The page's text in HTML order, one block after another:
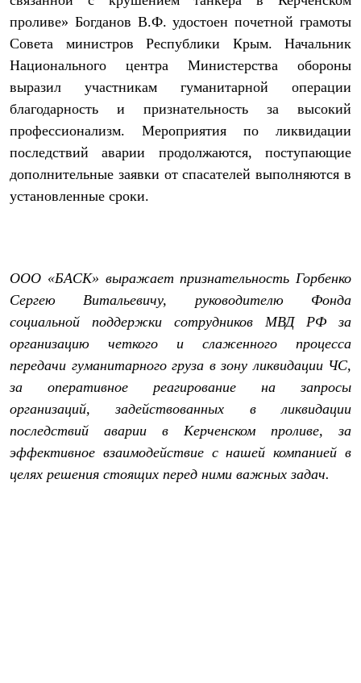
Уход за обувью
Аксессуары
Головные уборы
Балаклавы и маски
Кепки и бейсболки
Повязки
Шарфы
Панамы
Перчатки и рукавицы
Перчатки
Рукавицы
Шевроны
Опушки
Термоковрики
Уход за одеждой
Коллекции
PEAK
ЗА ПОЛЯРНЫМ КРУГОМ
BASK kids
CITY
BASK juno
ИДЁМ В ПОХОД
Дневник капитана
проливе» Богданов В.Ф. удостоен почетной грамоты
Совета министров Республики Крым. Начальник
Национального центра Министерства обороны
выразил участникам гуманитарной операции
благодарность и признательность за высокий
профессионализм. Мероприятия по ликвидации
последствий аварии продолжаются, поступающие
дополнительные заявки от спасателей выполняются в
установленные сроки.
ООО «БАСК» выражает признательность Горбенко
Сергею Витальевичу, руководителю Фонда
социальной поддержки сотрудников МВД РФ за
организацию четкого и слаженного процесса
передачи гуманитарного груза в зону ликвидации ЧС,
за оперативное реагирование на запросы
организаций, задействованных в ликвидации
последствий аварии в Керченском проливе, за
эффективное взаимодействие с нашей компанией в
целях решения стоящих перед ними важных задач.